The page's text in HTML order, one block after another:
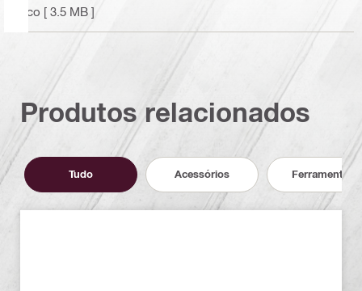
eco [ 3.5 MB ]
Produtos relacionados
Tudo Acessórios Ferramentas